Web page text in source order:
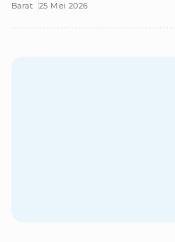
Barat 25 Mei 2026